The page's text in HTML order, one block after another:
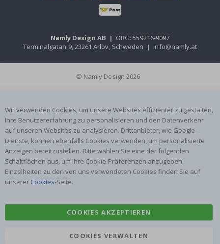
Namly Design AB | ORG: 559216-9097
Terminalgatan 9, 23261 Arlöv, Schweden | info@namly.at
© Namly Design 2026
Wir verwenden Cookies, um unsere Websites effizienter zu gestalten,
Ihre Benutzererfahrung zu personalisieren und den Datenverkehr
auf unseren Websites zu analysieren. Drittanbieter, wie Google-
Dienste, können ebenfalls Cookies verwenden, um personalisierte
Anzeigen bereitzustellen. Bitte wählen Sie eine der folgenden
Schaltflächen aus, um Ihre Cookie-Präferenzen anzugeben.
Einzelheiten zu den von uns verwendeten Cookies finden Sie auf
unserer Cookies-Seite.
COOKIES AKZEPTIEREN
COOKIES VERWALTEN